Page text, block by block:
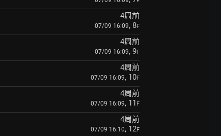
4周前
07/09 16:09, 8F
4周前
07/09 16:09, 9F
4周前
07/09 16:09, 10F
4周前
07/09 16:09, 11 F
4周前
07/09 16:10, 12F